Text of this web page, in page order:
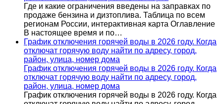
Где и какие ограничения введены на заправках по
продаже бензина и дизтоплива. Таблица по всем
регионам России, интерактивная карта Оглавление
В настоящее время и по…
График отключения горячей воды в 2026 году. Когда
отключат горячую воду найти по адресу, город,
район, улица, номер дома
График отключения горячей воды в 2026 году. Когда
отключат горячую воду найти по адресу, город,
район, улица, номер дома
График отключения горячей воды в 2026 году. Когда